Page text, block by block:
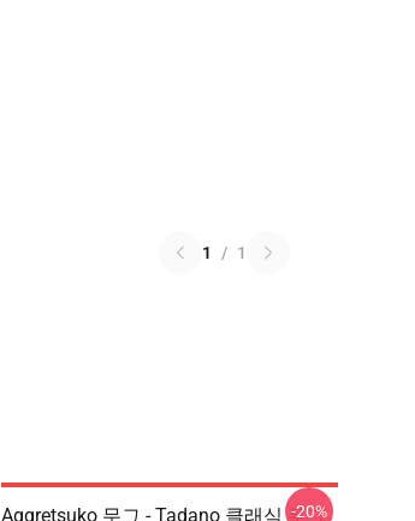
1 / 1
Aggretsuko 무그 - Tadano 클래식 무그
-20%